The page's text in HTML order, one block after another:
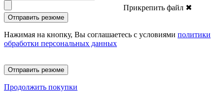
Прикрепить файл ✖
Отправить резюме
Нажимая на кнопку, Вы соглашаетесь с условиями политики
обработки персональных данных
Отправить резюме
Продолжить покупки